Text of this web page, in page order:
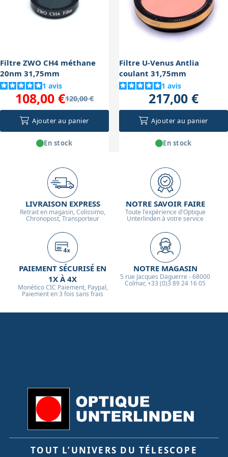
Filtre ZWO CH4 méthane
20nm 31,75mm
1 avis
120,00 €
108,00 €
Ajouter au panier
En stock
Filtre U-Venus Antlia
coulant 31,75mm
1 avis
217,00 €
Ajouter au panier
En stock
LIVRAISON EXPRESS
Retrait en magasin, Colissimo,
Chronopost, Transporteur
NOTRE SAVOIR FAIRE
Toute l'expérience d'Optique
Unterlinden à votre service
PAIEMENT SÉCURISÉ EN
1X À 4X
Monético CIC Paiement, Paypal,
Paiement en 3 fois sans frais
NOTRE MAGASIN
5 rue Jacques Daguerre - 68000
Colmar, +33 (0)3 89 24 16 05
TOUT L’UNIVERS DU TÉLESCOPE